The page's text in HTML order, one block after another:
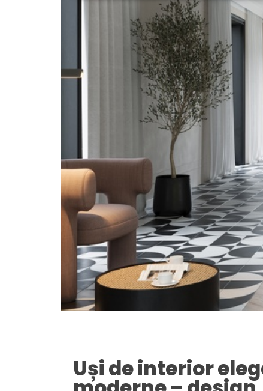
Uși de interior